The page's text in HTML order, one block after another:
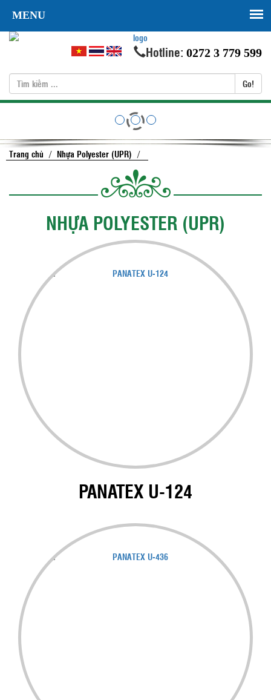
MENU
Hotline: 0272 3 779 599
Go!
Trang chủ / Nhựa Polyester (UPR) /
NHỰA POLYESTER (UPR)
PANATEX U-124